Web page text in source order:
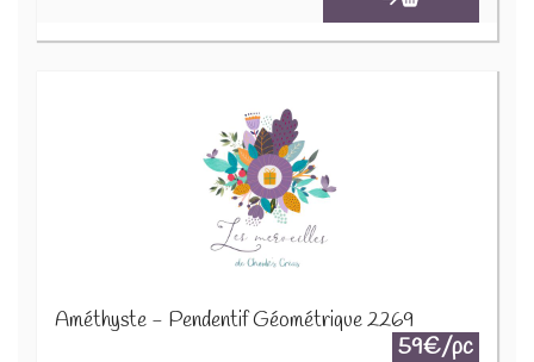
Améthyste - Pendentif Géométrique 2269
59€/pc